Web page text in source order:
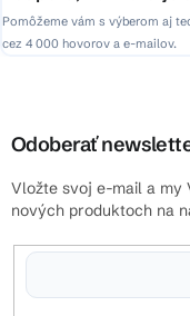
Pomôžeme vám s výberom aj
cez 4 000 hovorov a e-mailov.
Odoberať
Vložte svoj e-mail a my
nových produktoch na